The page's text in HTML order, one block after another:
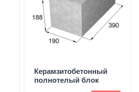
Керамзитобетонный
полнотелый блок